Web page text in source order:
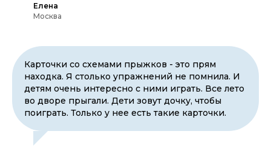
Елена
Москва
Карточки со схемами прыжков - это прям
находка. Я столько упражнений не помнила. И
детям очень интересно с ними играть. Все лето
во дворе прыгали. Дети зовут дочку, чтобы
поиграть. Только у нее есть такие карточки.